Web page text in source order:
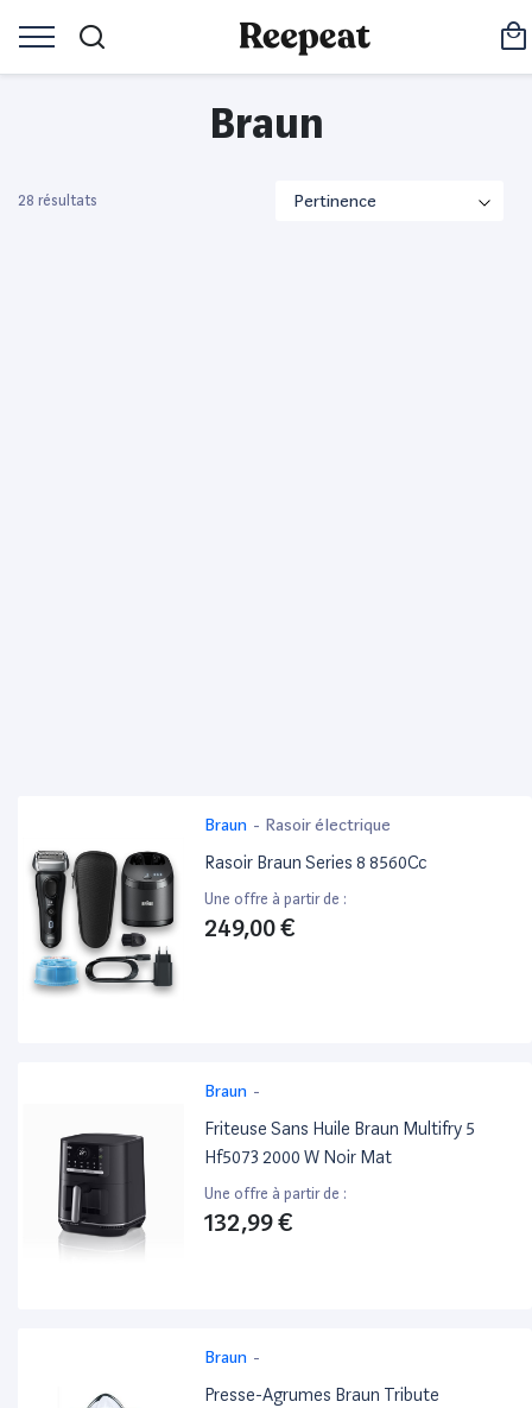
Braun
28 résultats
Braun - Rasoir électrique
Rasoir Braun Series 8 8560Cc
Une offre à partir de :
249,00 €
Braun -
Friteuse Sans Huile Braun Multifry 5
Hf5073 2000 W Noir Mat
Une offre à partir de :
132,99 €
Braun -
Presse-Agrumes Braun Tribute